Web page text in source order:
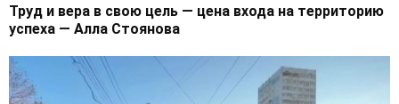
Труд и вера в свою цель — цена входа на территорию
успеха — Алла Стоянова